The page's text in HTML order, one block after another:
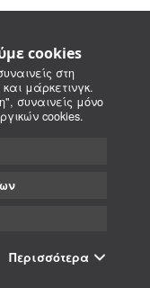
cookies
στη
μάρκετινγκ.
συναινείς μόνο
cookies.
Περισσότερα